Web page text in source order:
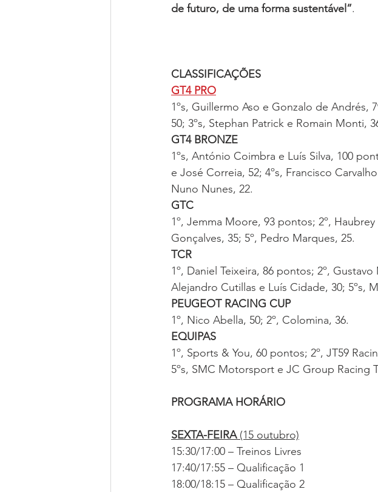
de futuro, de uma forma sustentável”.
CLASSIFICAÇÕES
GT4 PRO
1ºs, Guillermo Aso e Gonzalo de Andrés,
50; 3ºs, Stephan Patrick e Romain Monti,
GT4 BRONZE
1ºs, António Coimbra e Luís Silva, 100
e José Correia, 52; 4ºs, Francisco
Nuno Nunes, 22.
GTC
1º, Jemma Moore, 93 pontos; 2º,
Gonçalves, 35; 5º, Pedro Marques, 25.
TCR
1º, Daniel Teixeira, 86 pontos; 2º,
Alejandro Cutillas e Luís Cidade, 30; 5ºs,
PEUGEOT RACING CUP
1º, Nico Abella, 50; 2º, Colomina, 36.
EQUIPAS
1º, Sports & You, 60 pontos; 2º, JT59
5ºs, SMC Motorsport e JC Group Racing
PROGRAMA HORÁRIO
SEXTA-FEIRA (15 outubro)
15:30/17:00 – Treinos Livres
17:40/17:55 – Qualificação 1
18:00/18:15 – Qualificação 2